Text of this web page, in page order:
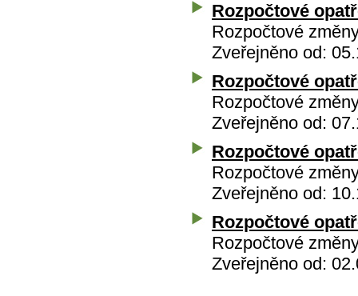
Rozpočtové
Rozpočtové
Zveřejněno od:
Rozpočtové
Rozpočtové
Zveřejněno od:
Rozpočtové
Rozpočtové
Zveřejněno od:
Rozpočtové
Rozpočtové
Zveřejněno od: